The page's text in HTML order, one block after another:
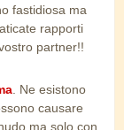
fastidiosa ma
rapporti
partner!!
. Ne esistono
causare
ma solo con